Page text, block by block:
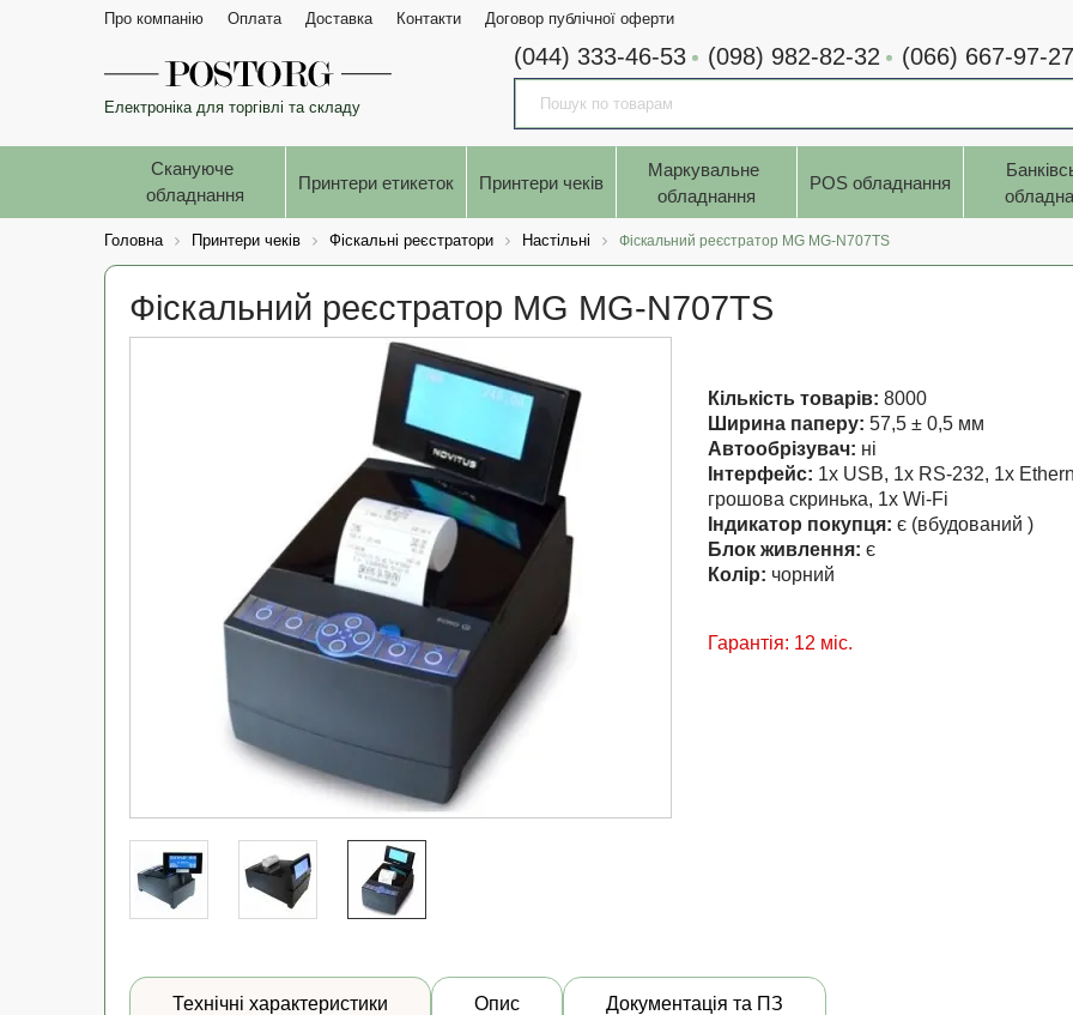
Про компанію Оплата Доставка Контакти Договор публічної оферти
Електроніка для торгівлі та складу
(044) 333-46-53 (098) 982-82-32 (066) 667-97-27
Скануюче
обладнання
Принтери етикеток Принтери чеків
Маркувальне
обладнання
POS обладнання
Головна Принтери чеків Фіскальні реєстратори Настільні Фіскальний реєстратор MG MG-N707TS
Фіскальний реєстратор MG MG-N707TS
Кількість товарів: 8000
Ширина паперу: 57,5 ± 0,5 мм
Автообрізувач: ні
Інтерфейс: 1x USB, 1x RS-232, 1x
грошова скринька, 1x Wi-Fi
Індикатор покупця: є (вбудований )
Блок живлення: є
Колір: чорний
Гарантія: 12 міс.
Технічні характеристики Опис Документація та ПЗ